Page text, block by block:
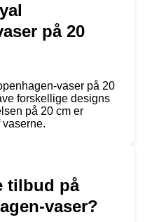
på 20
vaser på 20
forskellige designs
på 20 cm er
tilbud på
vaser?